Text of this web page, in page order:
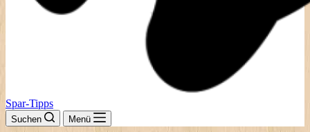
Spar-Tipps
Suchen Menü